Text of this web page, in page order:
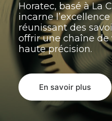
Horatec, basé à La
incarne
réunissant des
offrir une chaîne
haute précision.
En savoir plus